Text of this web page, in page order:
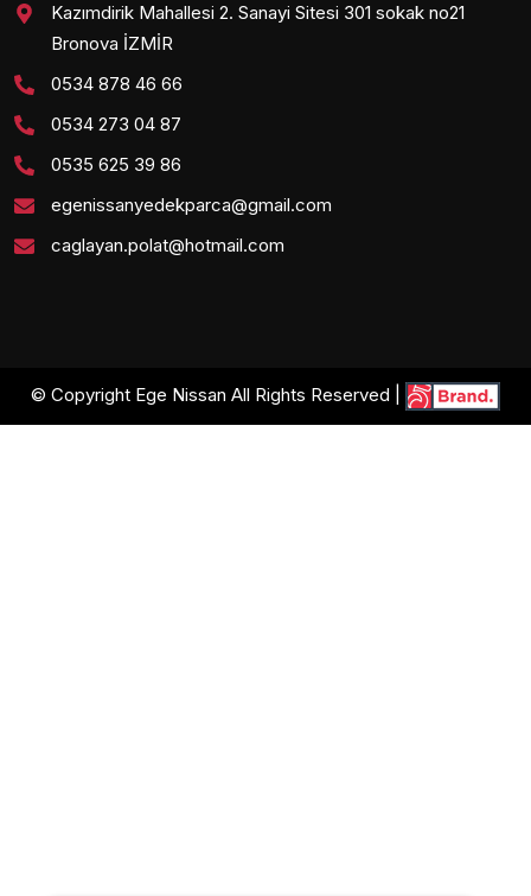
Kazımdirik Mahallesi 2. Sanayi Sitesi 301 sokak no21
Bronova İZMİR
0534 878 46 66
0534 273 04 87
0535 625 39 86
egenissanyedekparca@gmail.com
caglayan.polat@hotmail.com
© Copyright Ege Nissan All Rights Reserved |